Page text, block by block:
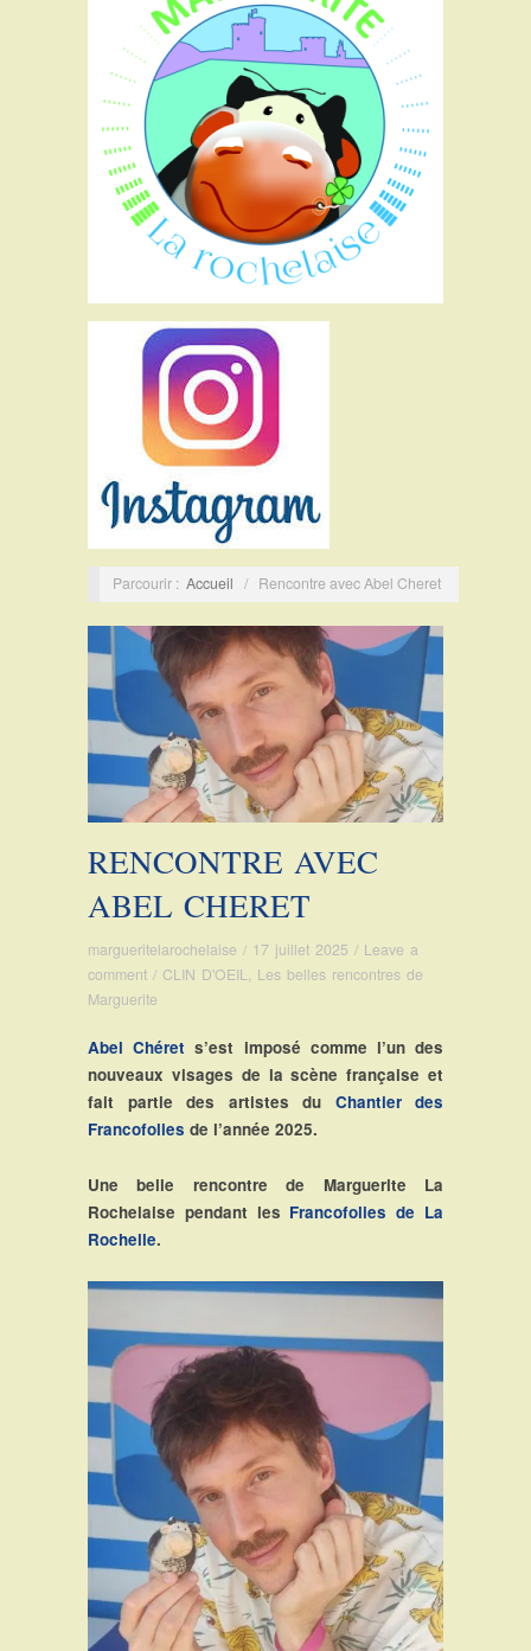
Parcourir : Accueil / Rencontre avec Abel Cheret
RENCONTRE AVEC
ABEL CHERET
margueritelarochelaise / 17 juillet 2025 / Leave a
comment / CLIN D'OEIL, Les belles rencontres de
Marguerite
Abel Chéret s’est imposé comme l’un des
nouveaux visages de la scène française et
fait partie des artistes du Chantier des
Francofolies de l’année 2025.
Une belle rencontre de Marguerite La
Rochelaise pendant les Francofolies de La
Rochelle.